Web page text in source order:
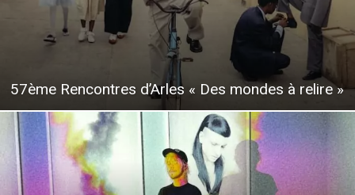
57ème Rencontres d’Arles « Des mondes à relire »